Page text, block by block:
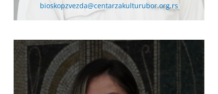
bioskopzvezda@centarzakulturubor.org.rs